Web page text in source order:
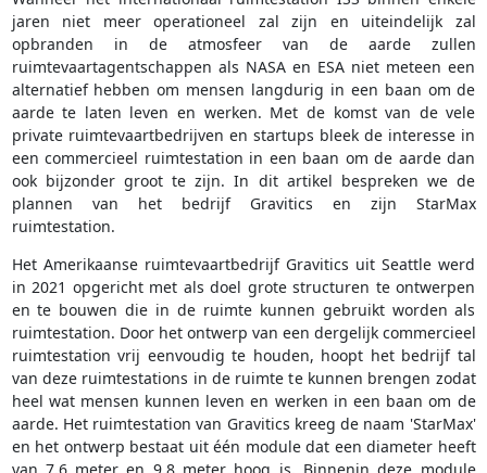
jaren niet meer operationeel zal zijn en uiteindelijk zal
opbranden in de atmosfeer van de aarde zullen
ruimtevaartagentschappen als NASA en ESA niet meteen een
alternatief hebben om mensen langdurig in een baan om de
aarde te laten leven en werken. Met de komst van de vele
private ruimtevaartbedrijven en startups bleek de interesse in
een commercieel ruimtestation in een baan om de aarde dan
ook bijzonder groot te zijn. In dit artikel bespreken we de
plannen van het bedrijf Gravitics en zijn StarMax
ruimtestation.
Het Amerikaanse ruimtevaartbedrijf Gravitics uit Seattle werd
in 2021 opgericht met als doel grote structuren te ontwerpen
en te bouwen die in de ruimte kunnen gebruikt worden als
ruimtestation. Door het ontwerp van een dergelijk commercieel
ruimtestation vrij eenvoudig te houden, hoopt het bedrijf tal
van deze ruimtestations in de ruimte te kunnen brengen zodat
heel wat mensen kunnen leven en werken in een baan om de
aarde. Het ruimtestation van Gravitics kreeg de naam 'StarMax'
en het ontwerp bestaat uit één module dat een diameter heeft